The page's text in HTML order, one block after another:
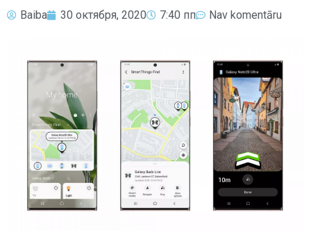
Baiba 30 октября, 2020 7:40 пп Nav komentāru